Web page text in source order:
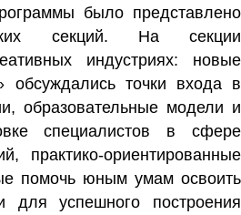
было представлено
секций. На секции
индустриях: новые
обсуждались точки входа в
образовательные модели и
специалистов в сфере
практико-ориентированные
помочь юным умам освоить
для успешного построения